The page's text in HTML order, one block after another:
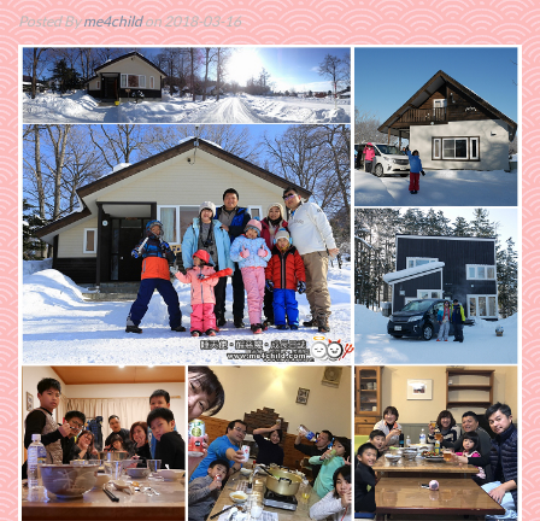
Posted Byme4childon 2018-03-16